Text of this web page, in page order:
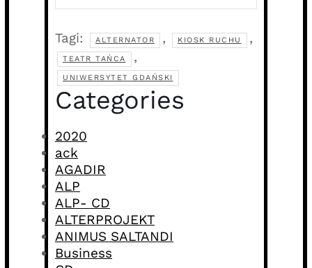
Tagi: ALTERNATOR , KIOSK RUCHU ,
TEATR TAŃCA ,
UNIWERSYTET GDAŃSKI
Categories
2020
ack
AGADIR
ALP
ALP- CD
ALTERPROJEKT
ANIMUS SALTANDI
Business